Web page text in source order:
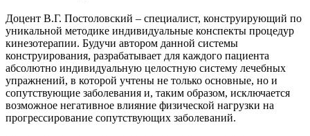
Доцент В.Г. Постоловский – специалист, конструирующий по
уникальной методике индивидуальные конспекты процедур
кинезотерапии. Будучи автором данной системы
конструирования, разрабатывает для каждого пациента
абсолютно индивидуальную целостную систему лечебных
упражнений, в которой учтены не только основные, но и
сопутствующие заболевания и, таким образом, исключается
возможное негативное влияние физической нагрузки на
прогрессирование сопутствующих заболеваний.